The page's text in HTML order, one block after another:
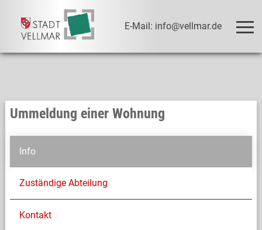
E-Mail: info@vellmar.de
Ummeldung einer Wohnung
Info
Zuständige Abteilung
Kontakt